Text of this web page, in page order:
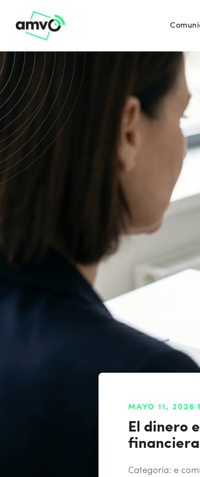
MAYO 11, 2026
El dinero
Categoría: e